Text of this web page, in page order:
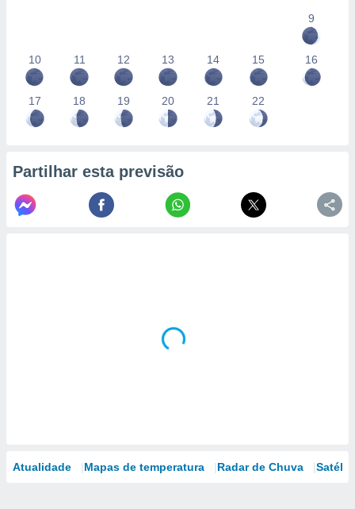
9
10 11 12 13 14 15 16
17 18 19 20 21 22
Partilhar esta previsão
Atualidade Mapas de temperatura Radar de Chuva